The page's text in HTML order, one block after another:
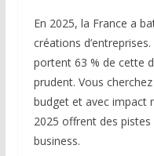
En 2025, la France a
créations
portent 63 % de cette
prudent. Vous
budget et avec impact
2025 offrent des
business.